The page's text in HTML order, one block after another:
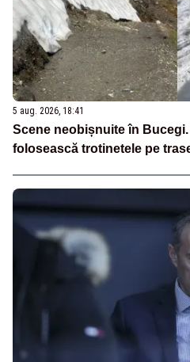
5 aug. 2026, 18:41
Scene neobișnuite în
folosească trotinetele pe